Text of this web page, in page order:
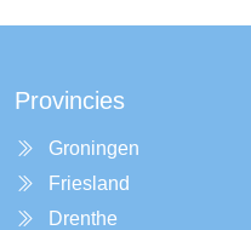
Provincies
Groningen
Friesland
Drenthe